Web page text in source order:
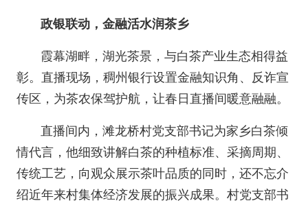
政银联动，金融活水润茶乡
霞幕湖畔，湖光茶景，与白茶产业生态相得益
彰。直播现场，稠州银行设置金融知识角、反诈宣
传区，为茶农保驾护航，让春日直播间暖意融融。
直播间内，滩龙桥村党支部书记为家乡白茶倾
情代言，他细致讲解白茶的种植标准、采摘周期、
传统工艺，向观众展示茶叶品质的同时，还不忘介
绍近年来村集体经济发展的振兴成果。 村党支部书